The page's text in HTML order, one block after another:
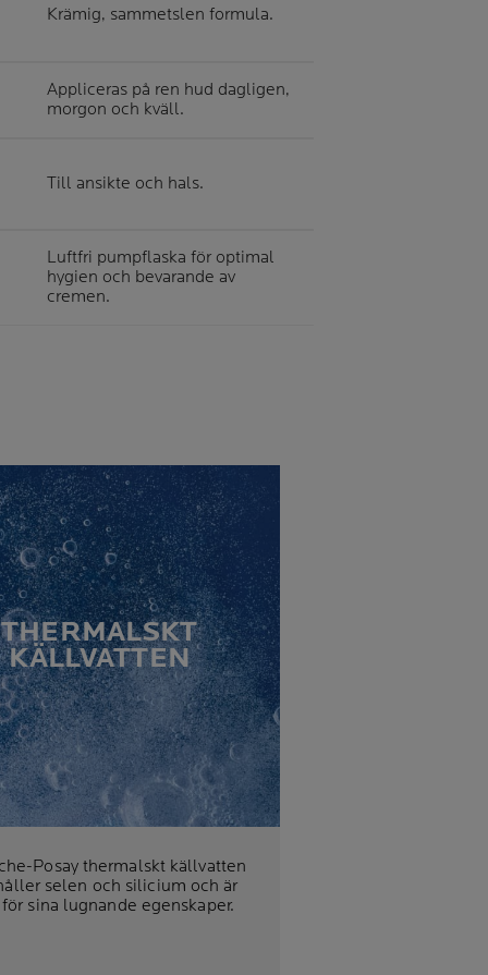
Krämig, sammetslen formula.
Appliceras på ren hud dagligen,
morgon och kväll.
Till ansikte och hals.
Luftfri pumpflaska för optimal
hygien och bevarande av
cremen.
THERMALSKT
KÄLLVATTEN
Posay thermalskt källvatten
selen och silicium och är
sina lugnande egenskaper.